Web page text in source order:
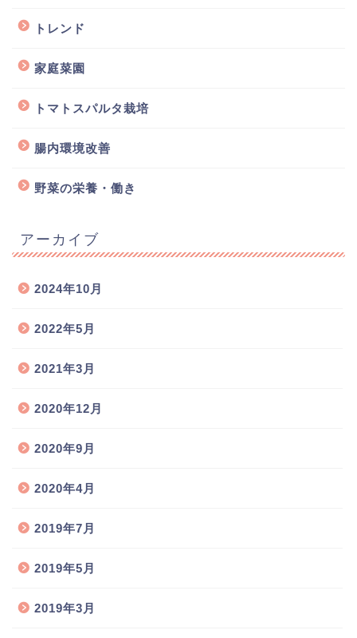
トレンド
家庭菜園
トマトスパルタ栽培
腸内環境改善
野菜の栄養・働き
アーカイブ
2024年10月
2022年5月
2021年3月
2020年12月
2020年9月
2020年4月
2019年7月
2019年5月
2019年3月